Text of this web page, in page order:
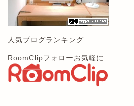
人気ブログランキング
RoomClipフォローお気軽に